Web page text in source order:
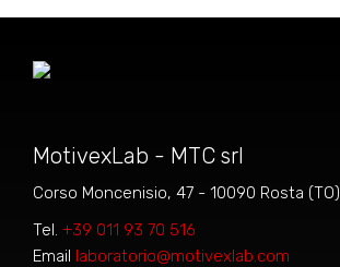
MotivexLab - MTC srl
Corso Moncenisio, 47 - 10090 Rosta (TO)
Tel. +39 011 93 70 516
Email laboratorio@motivexlab.com